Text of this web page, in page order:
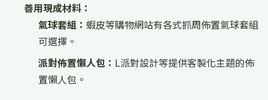
善用現成材料：
氣球套組： 蝦皮等購物網站有各式抓周佈置氣球套組
可選擇。
派對佈置懶人包： L派對設計等提供客製化主題的佈
置懶人包。